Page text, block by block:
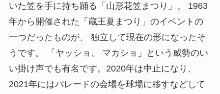
いた笠を手に持ち踊る「山形花笠まつり」。 1963
年から開催された「蔵王夏まつり」のイベントの
一つだったものが、 独立して現在の形になったそ
うです。 「ヤッショ、 マカショ」という威勢のい
い掛け声でも有名です。2020年は中止になり、
2021年にはパレードの会場を球場に移すなどして